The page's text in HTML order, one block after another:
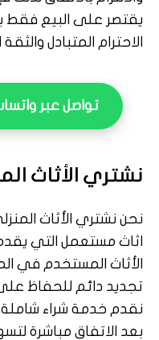
يقتصر على البيع
الاحترام المتبادل
تواصل عبر
نشتري الأثاث
نحن نشتري الأثاث
اثاث مستعمل التي
الأثاث المستخدم في
تجديد دائم للحفاظ
نقدم خدمة شراء شاملة
بعد الاتفاق مباشرة